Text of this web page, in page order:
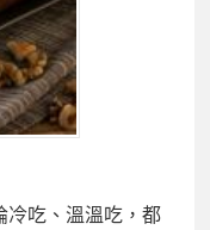
冷吃、溫溫吃，都